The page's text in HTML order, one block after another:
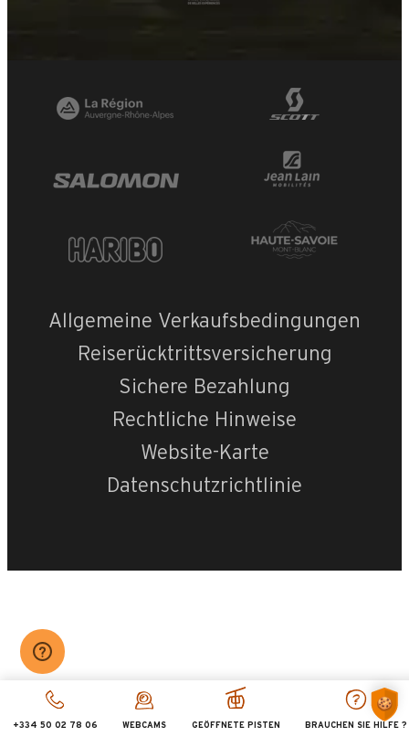
Allgemeine Verkaufsbedingungen
Reiserücktrittsversicherung
Sichere Bezahlung
Rechtliche Hinweise
Website-Karte
Datenschutzrichtlinie
+334 50 02 78 06 WEBCAMS GEÖFFNETE PISTEN BRAUCHEN SIE HILFE ?